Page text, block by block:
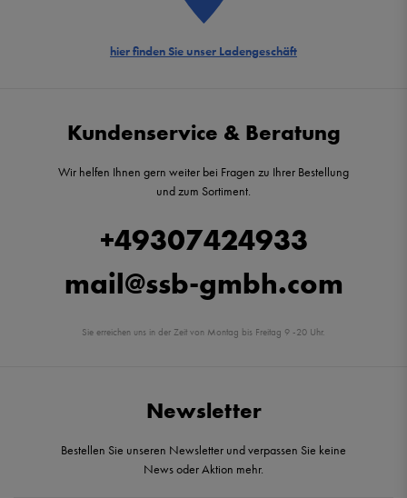
hier finden Sie unser Ladengeschäft
Kundenservice & Beratung
Wir helfen Ihnen gern weiter bei Fragen zu Ihrer Bestellung
und zum Sortiment.
+49307424933
mail@ssb-gmbh.com
Sie erreichen uns in der Zeit von Montag bis Freitag 9 -20 Uhr.
Newsletter
Bestellen Sie unseren Newsletter und verpassen Sie keine
News oder Aktion mehr.